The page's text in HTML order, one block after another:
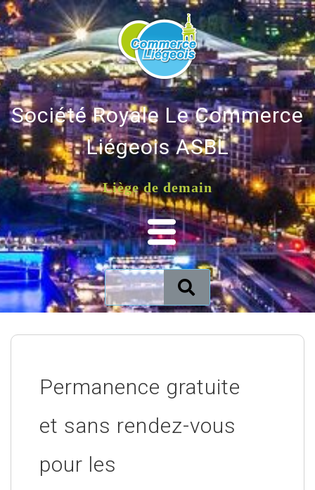
Société Royale Le Commerce
Liégeois ASBL
Liège de demain
Permanence gratuite
et sans rendez-vous
pour les